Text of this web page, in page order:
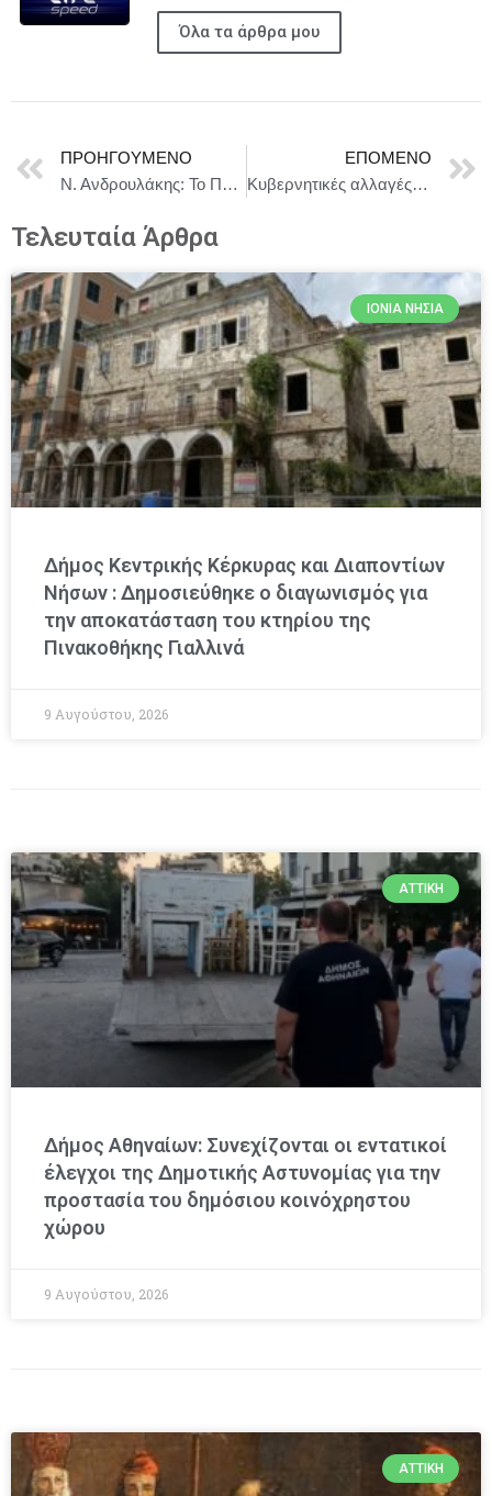
Όλα τα άρθρα μου
ΠΡΟΗΓΟΎΜΕΝΟ
Ν. Ανδρουλάκης: Το ΠΑΣΟΚ θα χαλάσει τα σκηνοθετημένα σενάρια.
ΕΠΌΜΕΝΟ
Κυβερνητικές αλλαγές….
Τελευταία Άρθρα
ΙΌΝΙΑ ΝΗΣΙΆ
Δήμος Κεντρικής Κέρκυρας και Διαποντίων
Νήσων : Δημοσιεύθηκε ο διαγωνισμός για
την αποκατάσταση του κτηρίου της
Πινακοθήκης Γιαλλινά
9 Αυγούστου, 2026
ΑΤΤΙΚΉ
Δήμος Αθηναίων: Συνεχίζονται οι εντατικοί
έλεγχοι της Δημοτικής Αστυνομίας για την
προστασία του δημόσιου κοινόχρηστου
χώρου
9 Αυγούστου, 2026
ΑΤΤΙΚΉ